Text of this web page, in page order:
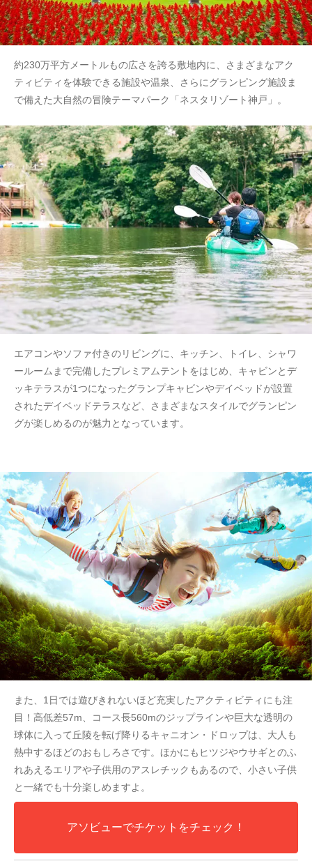
約230万平方メートルもの広さを誇る敷地内に、さまざまなアク
ティビティを体験できる施設や温泉、さらにグランピング施設ま
で備えた大自然の冒険テーマパーク「ネスタリゾート神戸」。
エアコンやソファ付きのリビングに、キッチン、トイレ、シャワ
ールームまで完備したプレミアムテントをはじめ、キャビンとデ
ッキテラスが1つになったグランプキャビンやデイベッドが設置
されたデイベッドテラスなど、さまざまなスタイルでグランピン
グが楽しめるのが魅力となっています。
また、1日では遊びきれないほど充実したアクティビティにも注
目！高低差57m、コース長560mのジップラインや巨大な透明の
球体に入って丘陵を転げ降りるキャニオン・ドロップは、大人も
熱中するほどのおもしろさです。ほかにもヒツジやウサギとのふ
れあえるエリアや子供用のアスレチックもあるので、小さい子供
と一緒でも十分楽しめますよ。
アソビューでチケットをチェック！